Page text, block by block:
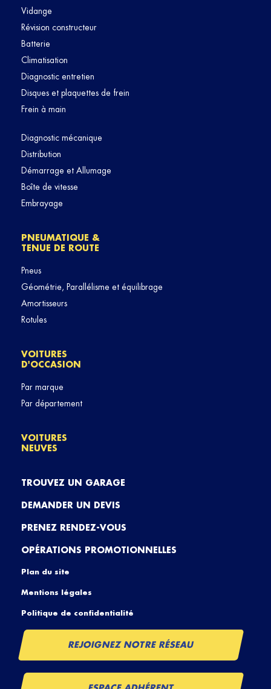
Vidange
Révision constructeur
Batterie
Climatisation
Diagnostic entretien
Disques et plaquettes de frein
Frein à main
Diagnostic mécanique
Distribution
Démarrage et Allumage
Boîte de vitesse
Embrayage
PNEUMATIQUE &
TENUE DE ROUTE
Pneus
Géométrie, Parallélisme et équilibrage
Amortisseurs
Rotules
VOITURES
D'OCCASION
Par marque
Par département
VOITURES
NEUVES
TROUVEZ UN GARAGE
DEMANDER UN DEVIS
PRENEZ RENDEZ-VOUS
OPÉRATIONS PROMOTIONNELLES
Plan du site
Mentions légales
Politique de confidentialité
REJOIGNEZ NOTRE RÉSEAU